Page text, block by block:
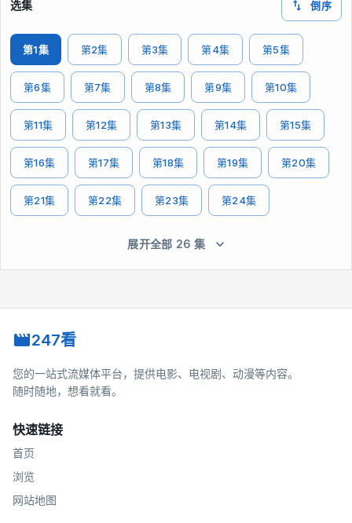
选集 倒序
第1集 第2集 第3集 第4集 第5集
第6集 第7集 第8集 第9集 第10集
第11集 第12集 第13集 第14集 第15集
第16集 第17集 第18集 第19集 第20集
第21集 第22集 第23集 第24集
展开全部 26 集
247看
您的一站式流媒体平台，提供电影、电视剧、动漫等内容。
随时随地，想看就看。
快速链接
首页
浏览
网站地图